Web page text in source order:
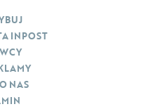
INPOST
NAS